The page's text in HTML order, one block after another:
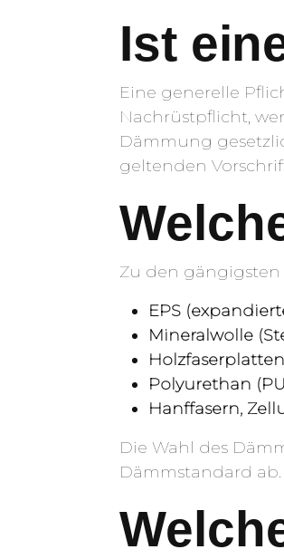
Ist
Eine generelle
Nachrüstpflicht,
Dämmung
geltenden
Zu den gängigsten
EPS
Mineralwolle
Holzfaserplatten
Polyurethan
Hanffasern,
Die Wahl des
Dämmstandard ab.